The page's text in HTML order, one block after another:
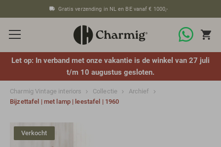
Gratis verzending in NL en BE vanaf € 1000,-
Let op: In verband met onze vakantie is de winkel van 27 juli
t/m 10 augustus gesloten.
Charmig Vintage interiors Collectie
Archief
Bijzettafel | met lamp | leestafel | 1960
Verkocht